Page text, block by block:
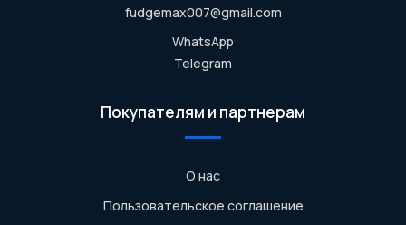
fudgemax007@gmail.com
WhatsApp
Telegram
Покупателям и партнерам
О нас
Пользовательское соглашение